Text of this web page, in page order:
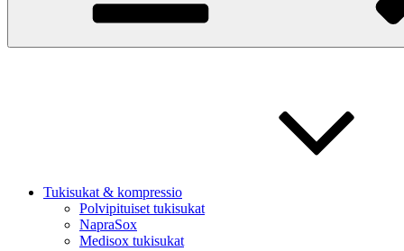
Tukisukat & kompressio
Polvipituiset tukisukat
NapraSox
Medisox tukisukat